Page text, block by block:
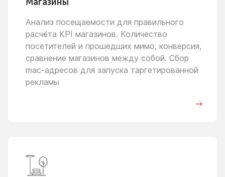
Анализ посещаемости для правильного
расчёта KPI магазинов. Количество
посетителей и прошедших мимо, конверсия,
сравнение магазинов между собой. Сбор
mac-адресов для запуска таргетированной
рекламы